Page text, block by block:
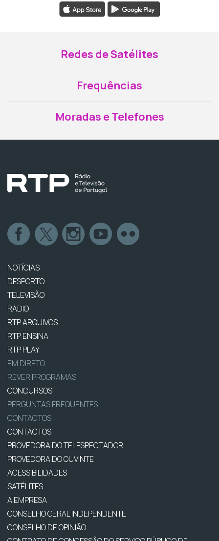
Redes de Satélites
Frequências
Moradas e Telefones
NOTÍCIAS
DESPORTO
TELEVISÃO
RÁDIO
RTP ARQUIVOS
RTP ENSINA
RTP PLAY
EM DIRETO
REVER PROGRAMAS
CONCURSOS
PERGUNTAS FREQUENTES
CONTACTOS
CONTACTOS
PROVEDORA DO TELESPECTADOR
PROVEDORA DO OUVINTE
ACESSIBILIDADES
SATÉLITES
A EMPRESA
CONSELHO GERAL INDEPENDENTE
CONSELHO DE OPINIÃO